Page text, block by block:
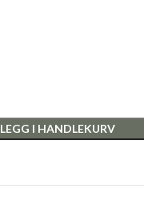
LEGG I HANDLEKURV